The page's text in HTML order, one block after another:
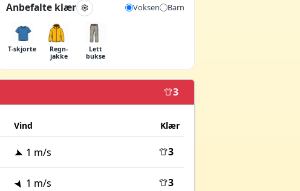
Anbefalte klær Voksen Barn
T-skjorte
Regn­
jakke
Lett
bukse
3
Vind Klær
1 m/s 3
1 m/s 3